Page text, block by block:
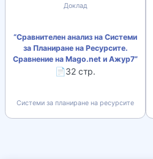
Доклад
“Сравнителен анализ на Системи
за Планиране на Ресурсите.
Сравнение на Mago.net и Ажур7”
📄32 стр.
Системи за планиране на ресурсите